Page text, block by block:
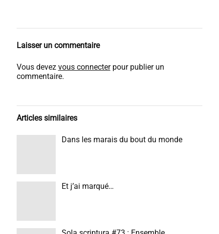
Laisser un commentaire
Vous devez vous connecterpour publier un
commentaire.
Articles similaires
Dans les marais du bout du monde
Et j’ai marqué…